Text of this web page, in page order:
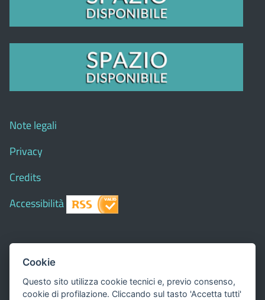
Note legali
Privacy
Credits
Accessibilità
© 2018 Comune di
del Comune - CMS:Città In Comune
Cookie
Questo sito utilizza cookie tecnici e, previo consenso,
cookie di profilazione. Cliccando sul tasto 'Accetta tutti'